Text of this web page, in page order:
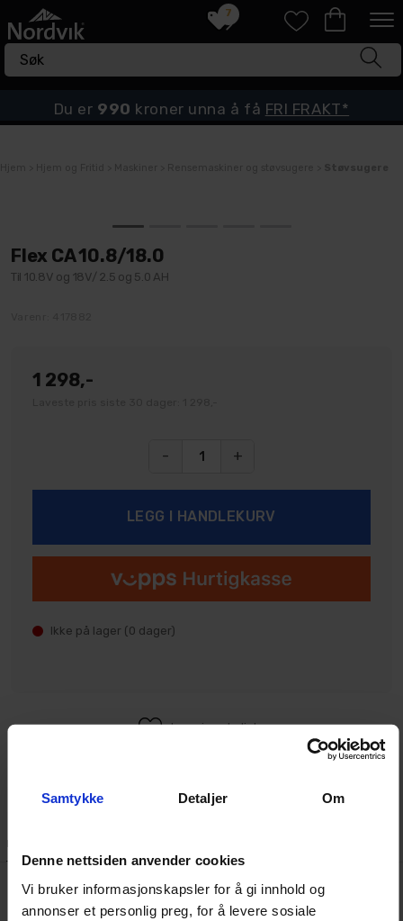
Samtykke Detaljer Om
Denne nettsiden anvender cookies
Vi bruker informasjonskapsler for å gi innhold og
annonser et personlig preg, for å levere sosiale
7
Du er 990 kroner unna å få FRI FRAKT*
Flex CA 10.8/18.0
Til 10.8V og 18V/ 2.5 og 5.0 AH
1 298,-
- +
Ikke på lager (0 dager)
Legg i ønskeliste
Beskrivelse
Lader for 10,8 V og 18,0 V batteripakker. Utstyrt med en